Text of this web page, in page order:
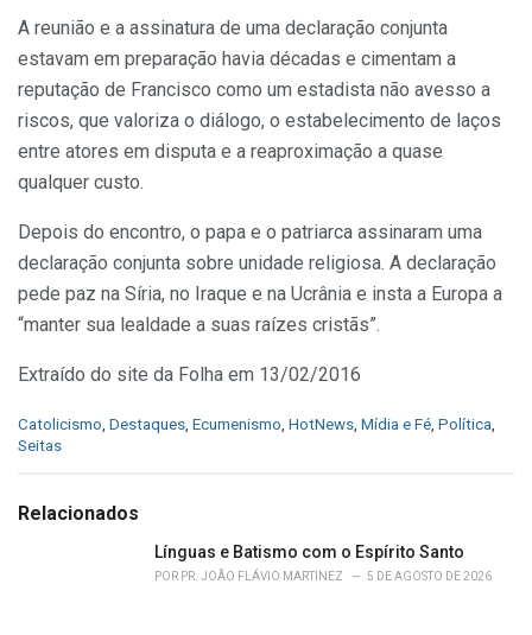
A reunião e a assinatura de uma declaração conjunta
estavam em preparação havia décadas e cimentam a
reputação de Francisco como um estadista não avesso a
riscos, que valoriza o diálogo, o estabelecimento de laços
entre atores em disputa e a reaproximação a quase
qualquer custo.
Depois do encontro, o papa e o patriarca assinaram uma
declaração conjunta sobre unidade religiosa. A declaração
pede paz na Síria, no Iraque e na Ucrânia e insta a Europa a
“manter sua lealdade a suas raízes cristãs”.
Extraído do site da Folha em 13/02/2016
C
a
g
Catolicismo Destaques Ecumenismo HotNews Mídia e Fé Política
Seitas
Relacionados
Línguas e Batismo com o Espírito Santo
POR PR. JOÃO FLÁVIO MARTINEZ 5 DE AGOSTO DE 2026